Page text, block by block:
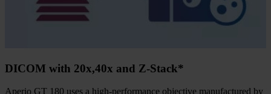
DICOM with 20x,40x and Z-Stack*
Aperio GT 180 uses a high-performance objective manufactured by